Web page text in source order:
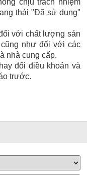
thái "Đã sử dụng"
với chất lượng sản
như đối với các
nhà cung cấp.
đổi điều khoản và
trước.